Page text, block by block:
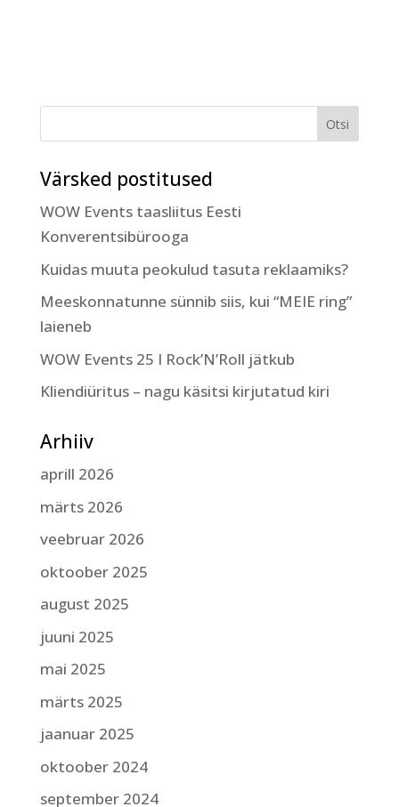
Värsked postitused
WOW Events taasliitus Eesti
Konverentsibürooga
Kuidas muuta peokulud tasuta reklaamiks?
Meeskonnatunne sünnib siis, kui “MEIE ring”
laieneb
WOW Events 25 I Rock’N’Roll jätkub
Kliendiüritus – nagu käsitsi kirjutatud kiri
Arhiiv
aprill 2026
märts 2026
veebruar 2026
oktoober 2025
august 2025
juuni 2025
mai 2025
märts 2025
jaanuar 2025
oktoober 2024
september 2024